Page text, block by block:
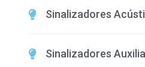
Sinalizadores
Sinalizadores